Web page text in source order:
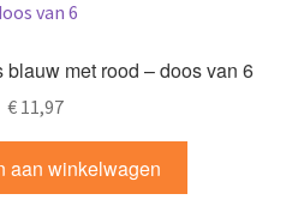
met rood – doos van 6
€11,97
aan winkelwagen